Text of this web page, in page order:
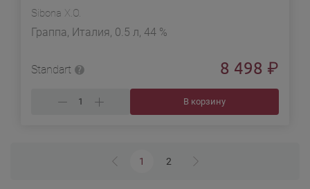
Sibona X.O.
Граппа, Италия, 0.5 л, 44 %
Standart 8 498 ₽
В корзину
1 2